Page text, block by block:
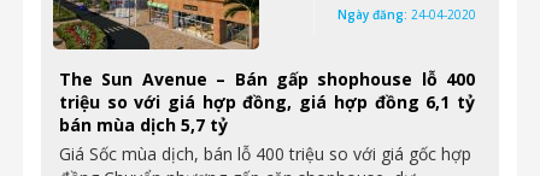
The Sun Avenue – Bán gấp shophouse lỗ 400
triệu so với giá hợp đồng, giá hợp đồng 6,1 tỷ
bán mùa dịch 5,7 tỷ
Giá Sốc mùa dịch, bán lỗ 400 triệu so với giá gốc hợp
Ngày đăng: 24-04-2020